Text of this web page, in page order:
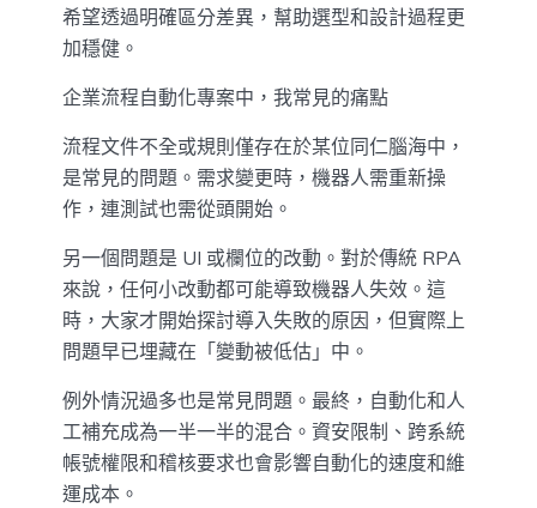
希望透過明確區分差異，幫助選型和設計過程更
加穩健。
企業流程自動化專案中，我常見的痛點
流程文件不全或規則僅存在於某位同仁腦海中，
是常見的問題。需求變更時，機器人需重新操
作，連測試也需從頭開始。
另一個問題是 UI 或欄位的改動。對於傳統 RPA
來說，任何小改動都可能導致機器人失效。這
時，大家才開始探討導入失敗的原因，但實際上
問題早已埋藏在「變動被低估」中。
例外情況過多也是常見問題。最終，自動化和人
工補充成為一半一半的混合。資安限制、跨系統
帳號權限和稽核要求也會影響自動化的速度和維
運成本。